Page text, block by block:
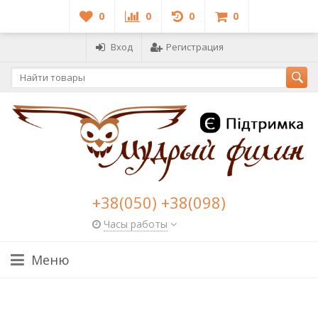
0 0 0 0
Вход Регистрация
+38(050) +38(098)
Часы работы
Меню